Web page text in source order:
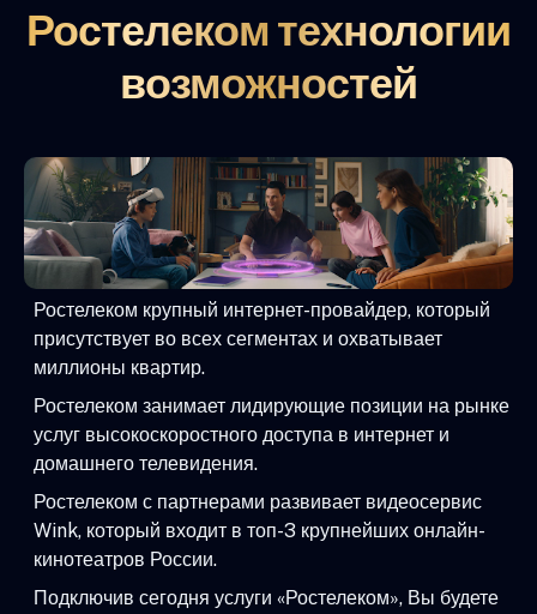
Ростелеком технологии
возможностей
Ростелеком крупный интернет-провайдер, который
присутствует во всех сегментах и охватывает
миллионы квартир.
Ростелеком занимает лидирующие позиции на рынке
услуг высокоскоростного доступа в интернет и
домашнего телевидения.
Ростелеком с партнерами развивает видеосервис
Wink, который входит в топ-3 крупнейших онлайн-
кинотеатров России.
Подключив сегодня услуги «Ростелеком», Вы будете